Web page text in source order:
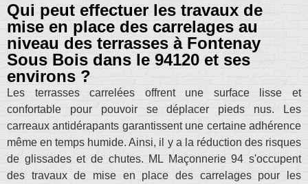
Qui peut effectuer les travaux de
mise en place des carrelages au
niveau des terrasses à Fontenay
Sous Bois dans le 94120 et ses
environs ?
Les terrasses carrelées offrent une surface lisse et
confortable pour pouvoir se déplacer pieds nus. Les
carreaux antidérapants garantissent une certaine adhérence
même en temps humide. Ainsi, il y a la réduction des risques
de glissades et de chutes. ML Maçonnerie 94 s'occupent
des travaux de mise en place des carrelages pour les